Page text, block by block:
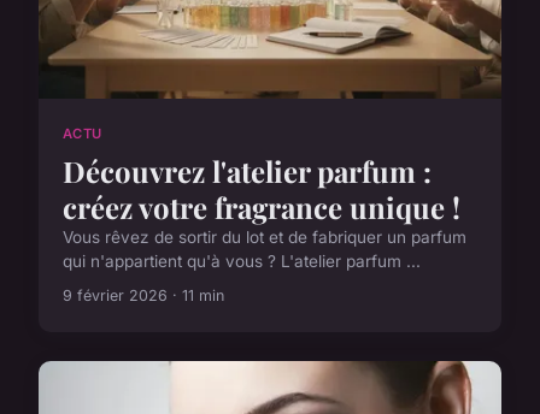
ACTU
Découvrez l'atelier parfum :
créez votre fragrance unique !
Vous rêvez de sortir du lot et de fabriquer un parfum
qui n'appartient qu'à vous ? L'atelier parfum ...
9 février 2026 · 11 min